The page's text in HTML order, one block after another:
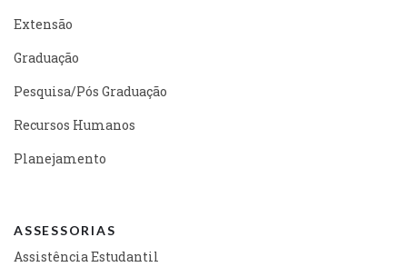
Extensão
Graduação
Pesquisa/Pós Graduação
Recursos Humanos
Planejamento
ASSESSORIAS
Assistência Estudantil